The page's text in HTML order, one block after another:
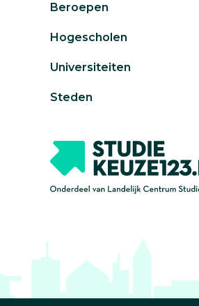
Beroepen
Hogescholen
Universiteiten
Steden